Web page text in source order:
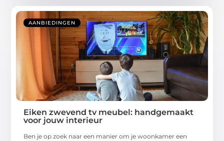
AANBIEDINGEN
Eiken zwevend tv meubel: handgemaakt
voor jouw interieur
Ben je op zoek naar een manier om je woonkamer een